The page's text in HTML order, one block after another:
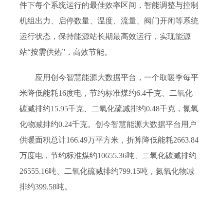
件下每个系统运行的最佳效率区间，智能调整与控制
机组出力、启停数量、温度、流量、阀门开闭等系统
运行状态，保持能源站长期最高效运行，实现能源
站“按需供热”，高效节能。
应用创今智慧能源大数据平台，一个取暖季每平
米降低能耗16度电，节约标准煤约6.4千克、二氧化
碳减排约15.95千克、二氧化硫减排约0.48千克，氮氧
化物减排约0.24千克。创今智慧能源大数据平台用户
供暖面积总计166.49万平方米，折算降低能耗2663.84
万度电，节约标准煤约10655.36吨、二氧化碳减排约
26555.16吨、二氧化硫减排约799.15吨，氮氧化物减
排约399.58吨。